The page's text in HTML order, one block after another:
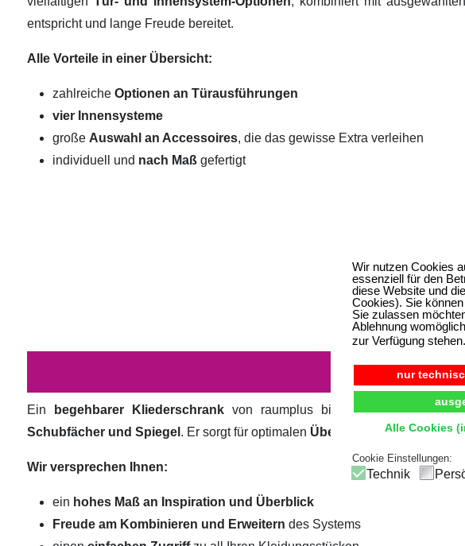
Wir nutzen Cookies
essenziell für den
diese Website und
Cookies). Sie
Sie zulassen
Ablehnung
zur Verfügung stehen.
nur
Alle Cookies
Cookie Einstellungen:
Technik
entspricht und lange Freude bereitet.
Alle Vorteile in einer Übersicht:
zahlreiche Optionen an Türausführungen
vier Innensysteme
große Auswahl an Accessoires, die das gewisse Extra verleihen
individuell und nach Maß gefertigt
Ein begehbarer Kliederschrank von raumplus bietetKomfortund
Schubfächer und Spiegel . Er sorgt für optimalen Überblick und einfachen
Wir versprechen Ihnen:
ein hohes Maß an Inspiration und Überblick
Freude am Kombinieren und Erweitern des Systems